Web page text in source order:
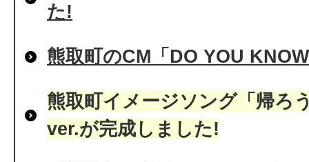
た!
熊取町のCM「DO YOU
熊取町イメージソング「帰ろ
ver.が完成しました!